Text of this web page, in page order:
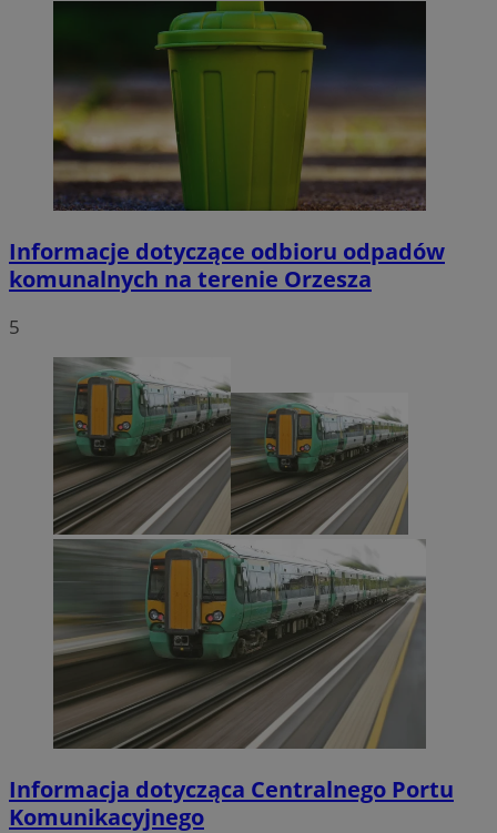
Informacje dotyczące odbioru odpadów
komunalnych na terenie Orzesza
5
Informacja dotycząca Centralnego Portu
Komunikacyjnego